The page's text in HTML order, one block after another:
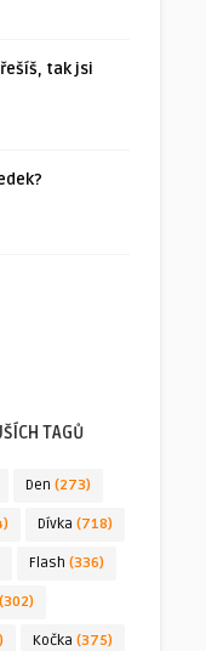
tak jsi
TAGŮ
Den (273)
Dívka (718)
Flash (336)
(302)
Kočka (375)